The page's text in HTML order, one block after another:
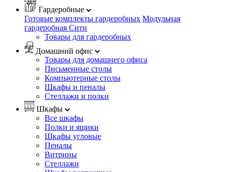
Гардеробные
Готовые комплекты гардеробных Модульная
гардеробная Сити
Товары для гардеробных
Домашний офис
Товары для домашнего офиса
Письменные столы
Компьютерные столы
Шкафы и пеналы
Стеллажи и полки
Шкафы
Все шкафы
Полки и ящики
Шкафы угловые
Пеналы
Витрины
Стеллажи